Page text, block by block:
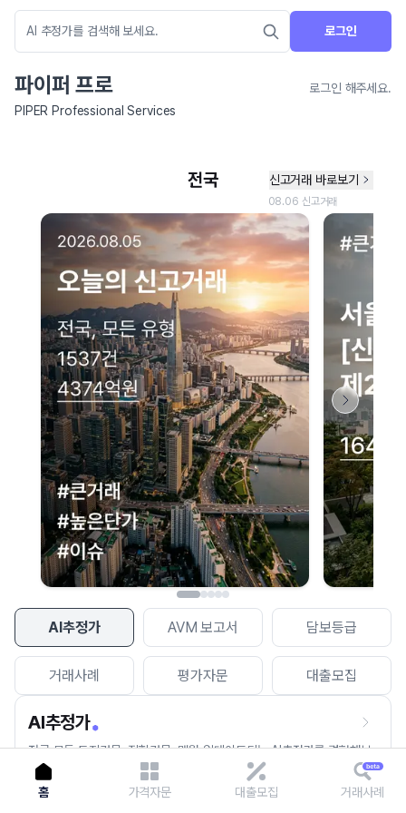
로그인
파이퍼 프로
로그인 해주세요.
PIPER Professional Services
AI추정가 AVM 보고서 담보등급
거래사례 평가자문 대출모집
AI추정가
전국 모든 토지건물, 집합건물, 매월 업데이트되는 AI추정가를 경험해보
세요.
네이버 지도 연결 안내
현재 네이버 지도 연결이 원활하지 않아 지도를 불러올 수 없습니다.
이용에 불편을 드려 죄송합니다.
다시 시도
홈 가격자문 대출모집 거래사례